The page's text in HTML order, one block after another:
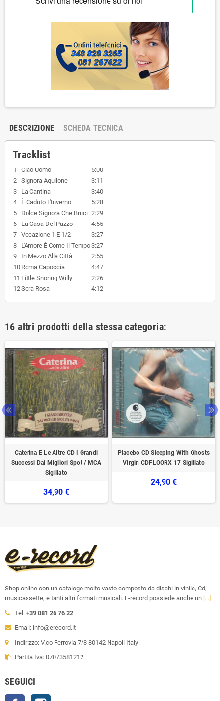
DESCRIZIONE SCHEDA TECNICA
Tracklist
1 Ciao Uomo
5:00
2 Signora Aquilone
3:11
3
La Cantina
3:40
4
È Caduto L'Inverno
5:28
5
Dolce Signora Che Bruci 2:29
6
La Casa Del Pazzo
4:55
7 Vocazione 1 E 1/2
3:27
8
L'Amore È Come Il Tempo3:27
9
In Mezzo Alla Città
2:55
10 Roma Capoccia
4:47
11 Little Snoring Willy
2:26
12Sora Rosa 4:12
16 altri prodotti della stessa categoria:
Caterina E Le Altre CD I Grandi
Successi Dai Migliori Spot / MCA
‎Sigillato
34,90 €
Placebo CD Sleeping With Ghosts
Virgin CDFLOORX 17 Sigillato
24,90 €
Shop online con un catalogo molto vasto composto da dischi in vinile, Cd,
musicassette, e tanti altri formati musicali. E-record possiede anche un [...]
Tel: +39 081 26 76 22
Email: info@erecord.it
Indirizzo: V.co Ferrovia 7/8 80142 Napoli Italy
Partita Iva: 07073581212
SEGUICI
Facebook